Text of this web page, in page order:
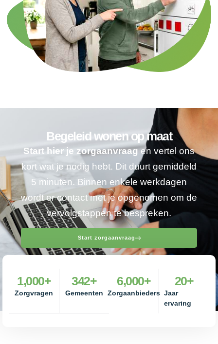
Begeleid wonen op maat
Start hier je zorgaanvraagen vertel ons
kort wat je nodig hebt. Dit duurt gemiddeld
5 minuten. Binnen enkele werkdagen
wordt er contact met je opgenomen om de
vervolgstappen te bespreken.
Start zorgaanvraag
Zorgvragen
1,000+
Gemeenten
342+
Zorgaanbieders
6,000+
Jaar
ervaring
20+